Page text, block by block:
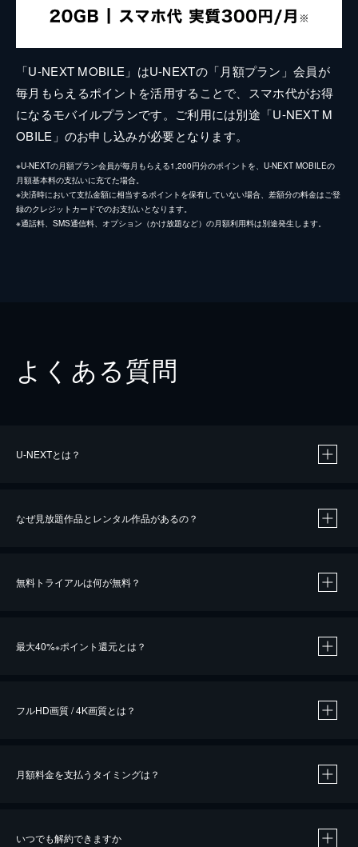
「U-NEXT MOBILE」はU-NEXTの「月額プラン」会員が
毎月もらえるポイントを活用することで、スマホ代がお得
になるモバイルプランです。ご利用には別途「U-NEXT M
OBILE」のお申し込みが必要となります。
※U-NEXTの月額プラン会員が毎月もらえる1,200円分のポイントを、U-NEXT MOBILEの
月額基本料の支払いに充てた場合。
※決済時において支払金額に相当するポイントを保有していない場合、差額分の料金はご登
録のクレジットカードでのお支払いとなります。
※通話料、SMS通信料、オプション（かけ放題など）の月額利用料は別途発生します。
よくある質問
U-NEXTとは？
なぜ見放題作品とレンタル作品があるの？
無料トライアルは何が無料？
最大40%※ポイント還元とは？
※40％ポイント還元の対象は、クレジットカード決済による作品の購入 / レンタルです。
iOSアプリのUコイン決済による作品の購入 / レンタルは、20％のポイント還元です。
フルHD画質 / 4K画質とは？
月額料金を支払うタイミングは？
いつでも解約できますか